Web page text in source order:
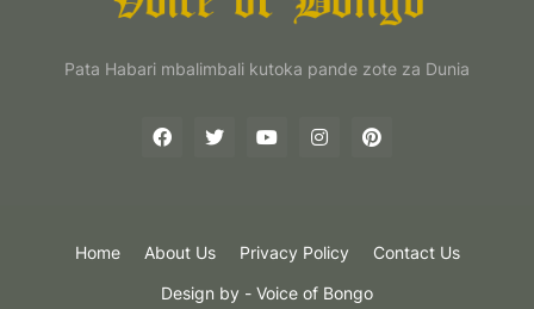
Pata Habari mbalimbali kutoka pande zote za Dunia
Design by - Voice of Bongo
Home About Us Privacy Policy Contact Us